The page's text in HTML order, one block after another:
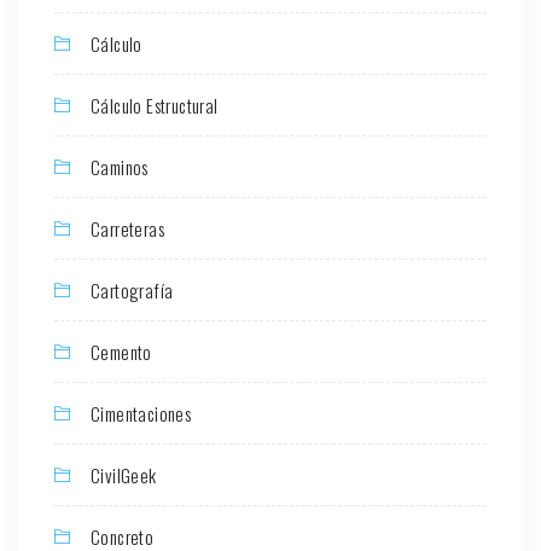
Cálculo
Cálculo Estructural
Caminos
Carreteras
Cartografía
Cemento
Cimentaciones
CivilGeek
Concreto